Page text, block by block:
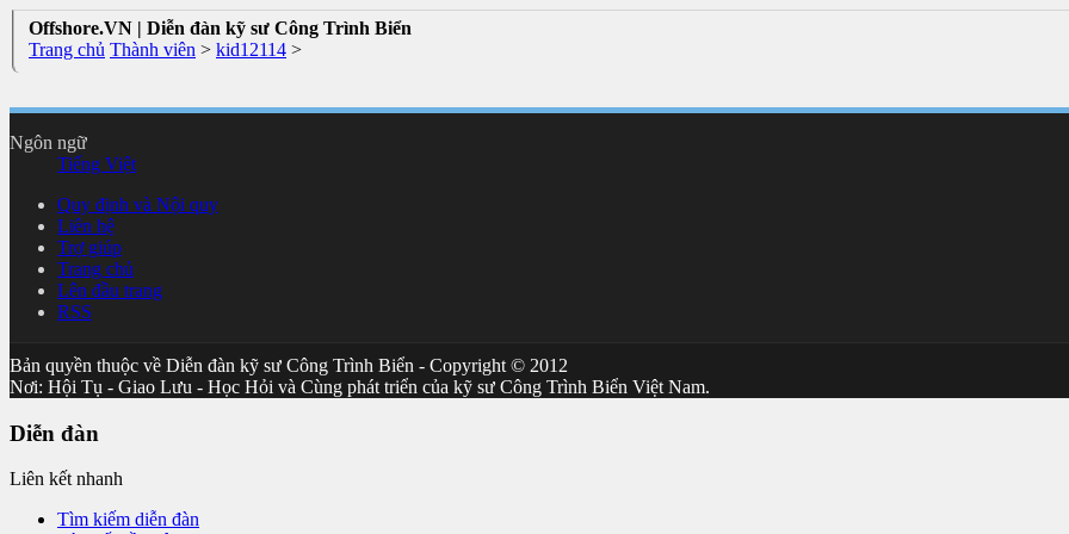
Offshore.VN | Diễn đàn kỹ sư Công Trình Biển
Trang chủ Thành viên > kid12114 >
Ngôn ngữ
Tiếng Việt
Quy định và Nội quy
Liên hệ
Trợ giúp
Trang chủ
Lên đầu trang
RSS
Bản quyền thuộc về Diễn đàn kỹ sư Công Trình Biển - Copyright © 2012
Nơi: Hội Tụ - Giao Lưu - Học Hỏi và Cùng phát triển của kỹ sư Công Trình Biển Việt Nam.
Diễn đàn
Liên kết nhanh
Tìm kiếm diễn đàn